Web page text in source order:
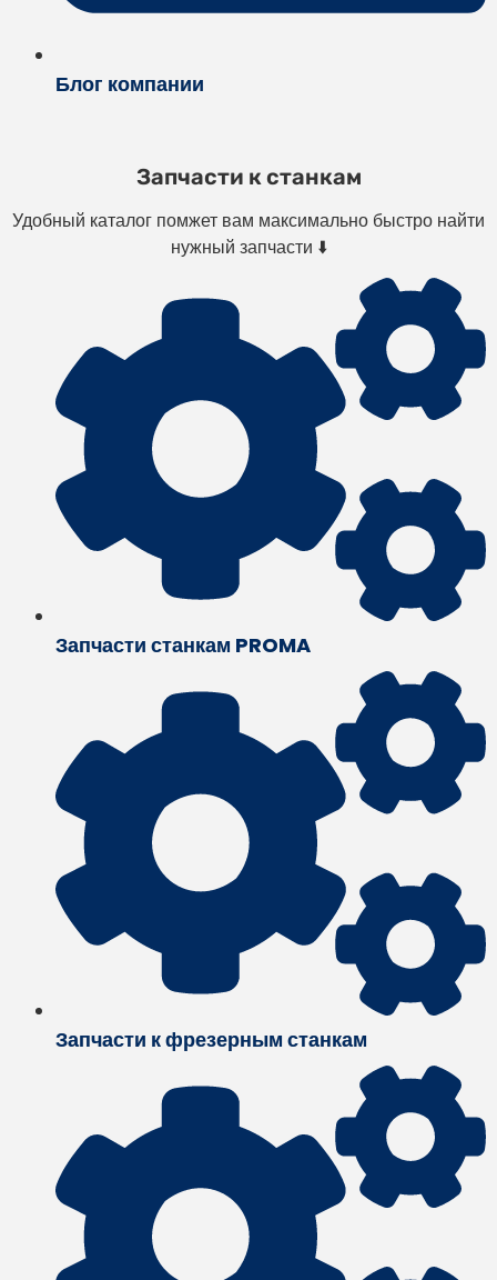
Блог компании
Запчасти к станкам
Удобный каталог помжет вам максимально быстро найти
нужный запчасти ⬇️
Запчасти станкам PROMA
Запчасти к фрезерным станкам